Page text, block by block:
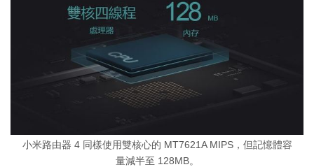
小米路由器 4 同樣使用雙核心的 MT7621A MIPS，但記憶體容
量減半至 128MB。